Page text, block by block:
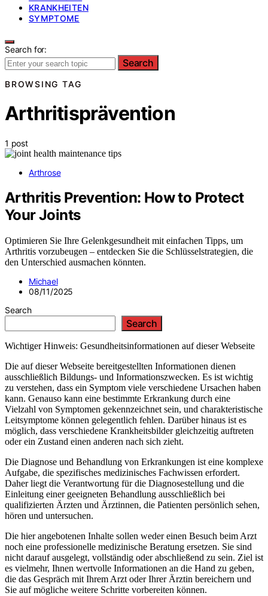
KRANKHEITEN
SYMPTOME
Search for:
Search
BROWSING TAG
Arthritisprävention
1 post
Arthrose
Arthritis Prevention: How to Protect
Your Joints
Optimieren Sie Ihre Gelenkgesundheit mit einfachen Tipps, um
Arthritis vorzubeugen – entdecken Sie die Schlüsselstrategien, die
den Unterschied ausmachen könnten.
Michael
08/11/2025
Search
Search
Wichtiger Hinweis: Gesundheitsinformationen auf dieser Webseite
Die auf dieser Webseite bereitgestellten Informationen dienen
ausschließlich Bildungs- und Informationszwecken. Es ist wichtig
zu verstehen, dass ein Symptom viele verschiedene Ursachen haben
kann. Genauso kann eine bestimmte Erkrankung durch eine
Vielzahl von Symptomen gekennzeichnet sein, und charakteristische
Leitsymptome können gelegentlich fehlen. Darüber hinaus ist es
möglich, dass verschiedene Krankheitsbilder gleichzeitig auftreten
oder ein Zustand einen anderen nach sich zieht.
Die Diagnose und Behandlung von Erkrankungen ist eine komplexe
Aufgabe, die spezifisches medizinisches Fachwissen erfordert.
Daher liegt die Verantwortung für die Diagnosestellung und die
Einleitung einer geeigneten Behandlung ausschließlich bei
qualifizierten Ärzten und Ärztinnen, die Patienten persönlich sehen,
hören und untersuchen.
Die hier angebotenen Inhalte sollen weder einen Besuch beim Arzt
noch eine professionelle medizinische Beratung ersetzen. Sie sind
nicht darauf ausgelegt, vollständig oder abschließend zu sein. Ziel ist
es vielmehr, Ihnen wertvolle Informationen an die Hand zu geben,
die das Gespräch mit Ihrem Arzt oder Ihrer Ärztin bereichern und
Sie auf mögliche weitere Schritte vorbereiten können.